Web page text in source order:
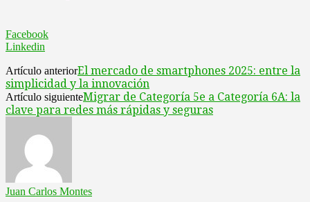
Facebook
Linkedin
Artículo anteriorEl mercado de smartphones 2025: entre la
simplicidad y la innovación
Artículo siguienteMigrar de Categoría 5e a Categoría 6A: la
clave para redes más rápidas y seguras
Juan Carlos Montes